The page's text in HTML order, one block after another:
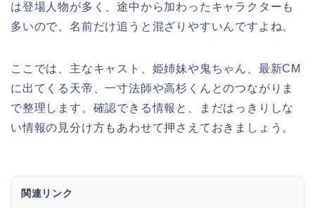
は登場人物が多く、途中から加わったキャラクターも
多いので、名前だけ追うと混ざりやすいんですよね。
ここでは、主なキャスト、姫姉妹や鬼ちゃん、最新CM
に出てくる天帝、一寸法師や高杉くんとのつながりま
で整理します。確認できる情報と、まだはっきりしな
い情報の見分け方もあわせて押さえておきましょう。
関連リンク